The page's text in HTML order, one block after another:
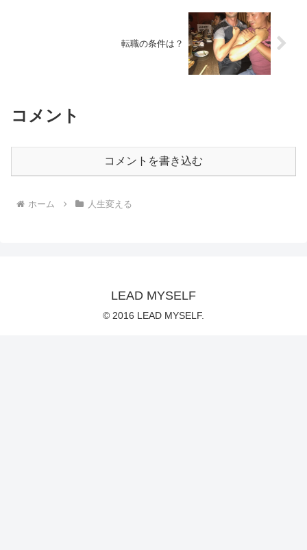
転職の条件は？
コメント
コメントを書き込む
ホーム 人生変える
LEAD MYSELF
© 2016 LEAD MYSELF.